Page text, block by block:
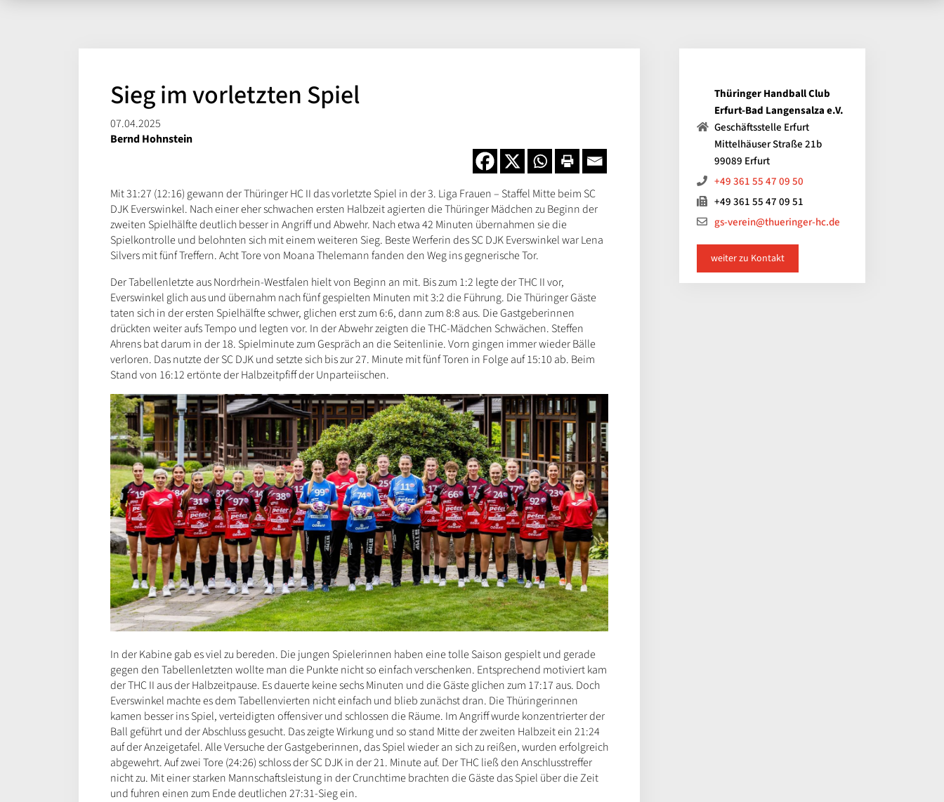
Sieg im vorletzten Spiel
07.04.2025
Bernd Hohnstein
Mit 31:27 (12:16) gewann der Thüringer HC II das vorletzte Spiel in der 3. Liga Frauen – Staffel Mitte beim SC
DJK Everswinkel. Nach einer eher schwachen ersten Halbzeit agierten die Thüringer Mädchen zu Beginn der
zweiten Spielhälfte deutlich besser in Angriff und Abwehr. Nach etwa 42 Minuten übernahmen sie die
Spielkontrolle und belohnten sich mit einem weiteren Sieg. Beste Werferin des SC DJK Everswinkel war Lena
Silvers mit fünf Treffern. Acht Tore von Moana Thelemann fanden den Weg ins gegnerische Tor.
Der Tabellenletzte aus Nordrhein-Westfalen hielt von Beginn an mit. Bis zum 1:2 legte der THC II vor,
Everswinkel glich aus und übernahm nach fünf gespielten Minuten mit 3:2 die Führung. Die Thüringer Gäste
taten sich in der ersten Spielhälfte schwer, glichen erst zum 6:6, dann zum 8:8 aus. Die Gastgeberinnen
drückten weiter aufs Tempo und legten vor. In der Abwehr zeigten die THC-Mädchen Schwächen. Steffen
Ahrens bat darum in der 18. Spielminute zum Gespräch an die Seitenlinie. Vorn gingen immer wieder Bälle
verloren. Das nutzte der SC DJK und setzte sich bis zur 27. Minute mit fünf Toren in Folge auf 15:10 ab. Beim
Stand von 16:12 ertönte der Halbzeitpfiff der Unparteiischen.
In der Kabine gab es viel zu bereden. Die jungen Spielerinnen haben eine tolle Saison gespielt und gerade
gegen den Tabellenletzten wollte man die Punkte nicht so einfach verschenken. Entsprechend motiviert kam
der THC II aus der Halbzeitpause. Es dauerte keine sechs Minuten und die Gäste glichen zum 17:17 aus. Doch
Everswinkel machte es dem Tabellenvierten nicht einfach und blieb zunächst dran. Die Thüringerinnen
kamen besser ins Spiel, verteidigten offensiver und schlossen die Räume. Im Angriff wurde konzentrierter der
Ball geführt und der Abschluss gesucht. Das zeigte Wirkung und so stand Mitte der zweiten Halbzeit ein 21:24
auf der Anzeigetafel. Alle Versuche der Gastgeberinnen, das Spiel wieder an sich zu reißen, wurden erfolgreich
abgewehrt. Auf zwei Tore (24:26) schloss der SC DJK in der 21. Minute auf. Der THC ließ den Anschlusstreffer
nicht zu. Mit einer starken Mannschaftsleistung in der Crunchtime brachten die Gäste das Spiel über die Zeit
und fuhren einen zum Ende deutlichen 27:31-Sieg ein.
Thüringer Handball Club
Erfurt-Bad Langensalza e.V.
Geschäftsstelle Erfurt
Mittelhäuser Straße 21b
99089 Erfurt
+49 361 55 47 09 50
+49 361 55 47 09 51
gs-verein@thueringer-hc.de
weiter zu Kontakt